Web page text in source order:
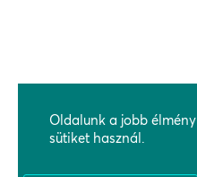
ADATKEZELÉSI ÉS ADATVÉDELMI
BEJELENTÉSI RENDSZEREK
Oldalunk a jobb
sütiket használ.